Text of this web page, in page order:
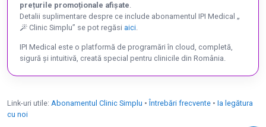
prețurile promoționale afișate.
Detalii suplimentare despre ce include abonamentul IPI Medical „
Clinic Simplu” se pot regăsi aici.
IPI Medical este o platformă de programări în cloud, completă,
sigură și intuitivă, creată special pentru clinicile din România.
Link-uri utile: Abonamentul Clinic Simplu • Întrebări frecvente • Ia legătura
cu noi